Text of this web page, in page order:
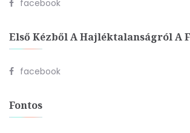
facebook
Első Kézből A Hajléktalanságról A
facebook
Fontos